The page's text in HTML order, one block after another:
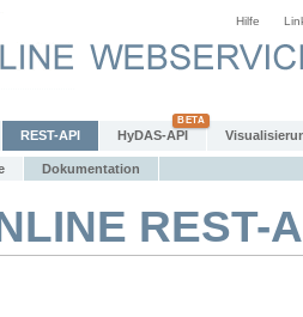
Hilfe
REST-API HyDAS-API
Dokumentation